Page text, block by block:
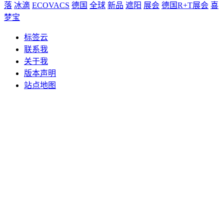
落 冰滴 ECOVACS 德国 全球 新品 遮阳 展会 德国R+T展会 喜
梦宝
标签云
联系我
关于我
版本声明
站点地图